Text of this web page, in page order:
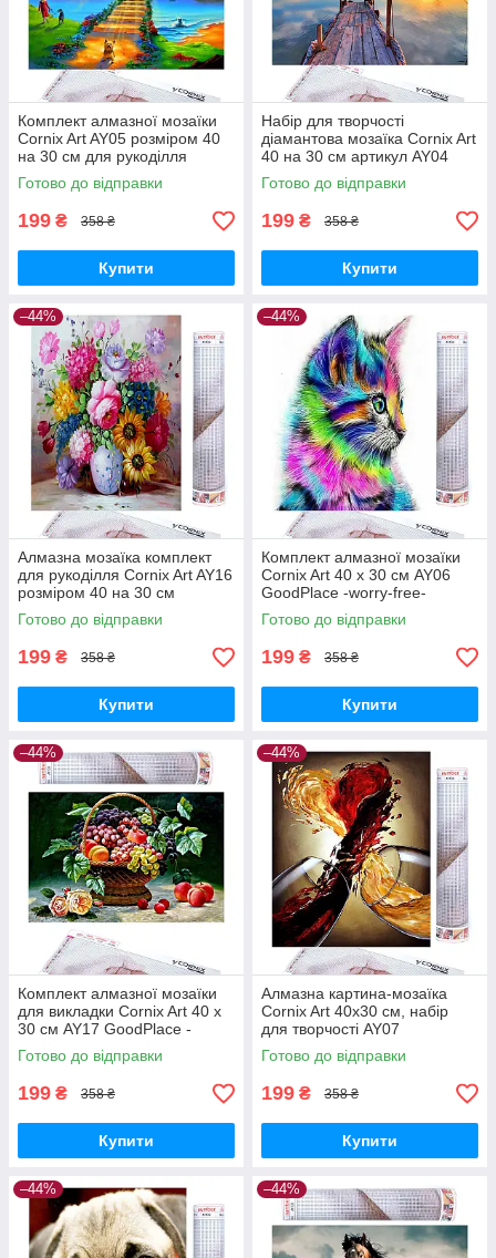
Комплект алмазної мозаїки
Cornix Art AY05 розміром 40
на 30 см для рукоділля
GoodPlace -worry-free-
shopping-
Готово до відправки
199 ₴ 358 ₴
Купити
Набір для творчості
діамантова мозаїка Cornix Art
40 на 30 см артикул AY04
GoodPlace -worry-free-
shopping-
Готово до відправки
199 ₴ 358 ₴
Купити
–44%
Алмазна мозаїка комплект
для рукоділля Cornix Art AY16
розміром 40 на 30 см
GoodPlace -worry-free-
shopping-
Готово до відправки
199 ₴ 358 ₴
Купити
–44%
Комплект алмазної мозаїки
Cornix Art 40 x 30 см AY06
GoodPlace -worry-free-
shopping-
Готово до відправки
199 ₴ 358 ₴
Купити
–44%
Комплект алмазної мозаїки
для викладки Cornix Art 40 x
30 см AY17 GoodPlace -
worry-free-shopping-
Готово до відправки
199 ₴ 358 ₴
Купити
–44%
Алмазна картина-мозаїка
Cornix Art 40x30 см, набір
для творчості AY07
GoodPlace -worry-free-
shopping-
Готово до відправки
199 ₴ 358 ₴
Купити
–44% –44%